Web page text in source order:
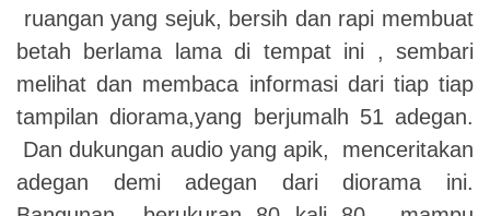
ruangan yang sejuk, bersih dan rapi membuat
betah berlama lama di tempat ini , sembari
melihat dan membaca informasi dari tiap tiap
tampilan diorama,yang berjumalh 51 adegan.
Dan dukungan audio yang apik, menceritakan
adegan demi adegan dari diorama ini.